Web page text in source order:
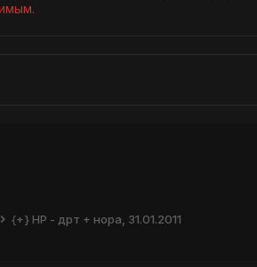
{+} НР - дрт + нора, 31.01.2011